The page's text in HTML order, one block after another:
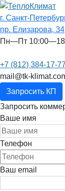
г. Санкт-
пр. Елизарова, 34
Пн—Пт
+7 (812) 384-17-77
mail@tk-
Запросить КП
Запросить
Ваше имя
Телефон
Ваш email